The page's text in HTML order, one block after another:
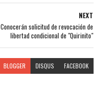
NEXT
Conocerán solicitud de revocación de
libertad condicional de "Quirinito"
BLOGGER DISQUS FACEBOOK